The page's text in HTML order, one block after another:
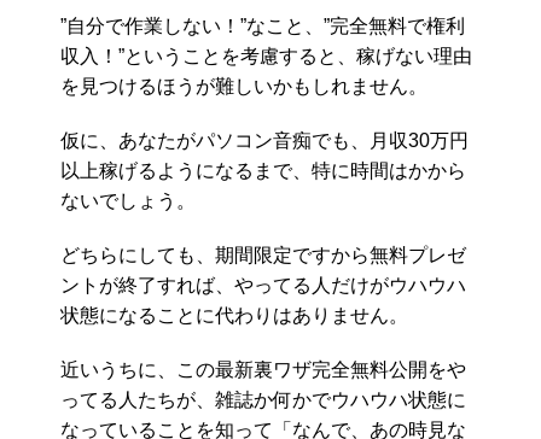
”自分で作業しない！”なこと、”完全無料で権利
収入！”ということを考慮すると、稼げない理由
を見つけるほうが難しいかもしれません。
仮に、あなたがパソコン音痴でも、月収30万円
以上稼げるようになるまで、特に時間はかから
ないでしょう。
どちらにしても、期間限定ですから無料プレゼ
ントが終了すれば、やってる人だけがウハウハ
状態になることに代わりはありません。
近いうちに、この最新裏ワザ完全無料公開をや
ってる人たちが、雑誌か何かでウハウハ状態に
なっていることを知って「なんで、あの時見な